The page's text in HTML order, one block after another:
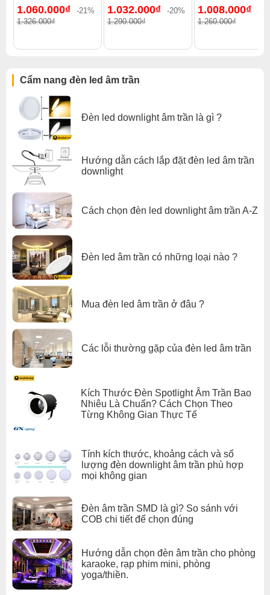
1.060.000₫
-21%
1.326.000₫
1.032.000₫
-20%
1.290.000₫
1.008.000₫
-
1.260.000₫
Cẩm nang đèn led âm trần
Đèn led downlight âm trần là gì ?
Hướng dẫn cách lắp đặt đèn led âm trần
downlight
Cách chọn đèn led downlight âm trần A-Z
Đèn led âm trần có những loại nào ?
Mua đèn led âm trần ở đâu ?
Các lỗi thường gặp của đèn led âm trần
Kích Thước Đèn Spotlight Âm Trần Bao
Nhiêu Là Chuẩn? Cách Chọn Theo
Từng Không Gian Thực Tế
Tính kích thước, khoảng cách và số
lượng đèn downlight âm trần phù hợp
mọi không gian
Đèn âm trần SMD là gì? So sánh với
COB chi tiết để chọn đúng
Hướng dẫn chọn đèn âm trần cho phòng
karaoke, rạp phim mini, phòng
yoga/thiền.